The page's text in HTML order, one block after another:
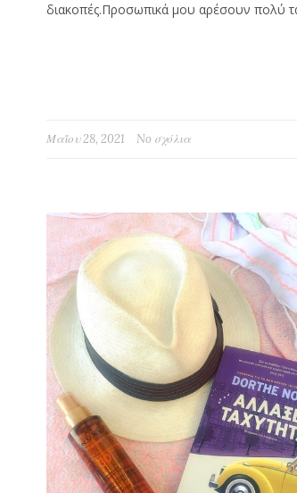
διακοπές.Προσωπικά μου αρέσουν πολύ
Μαΐου 28, 2021 No σχόλια